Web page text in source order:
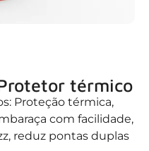
térmico
Proteção térmica,
com facilidade,
reduz pontas duplas